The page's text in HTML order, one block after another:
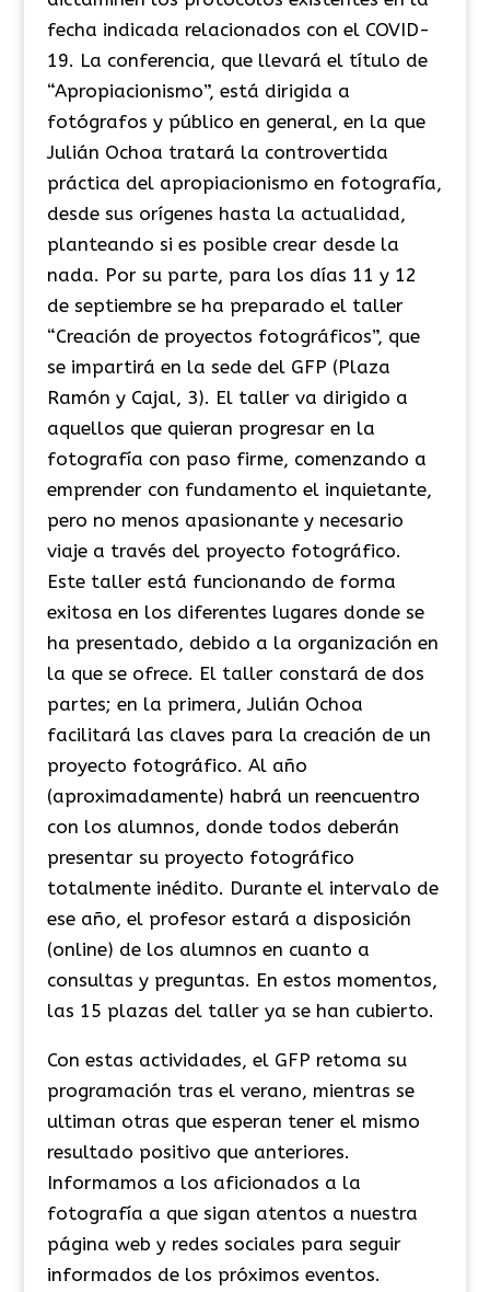
fecha indicada relacionados con el COVID-
19. La conferencia, que llevará el título de
“Apropiacionismo”, está dirigida a
fotógrafos y público en general, en la que
Julián Ochoa tratará la controvertida
práctica del apropiacionismo en fotografía,
desde sus orígenes hasta la actualidad,
planteando si es posible crear desde la
nada. Por su parte, para los días 11 y 12
de septiembre se ha preparado el taller
“Creación de proyectos fotográficos”, que
se impartirá en la sede del GFP (Plaza
Ramón y Cajal, 3). El taller va dirigido a
aquellos que quieran progresar en la
fotografía con paso firme, comenzando a
emprender con fundamento el inquietante,
pero no menos apasionante y necesario
viaje a través del proyecto fotográfico.
Este taller está funcionando de forma
exitosa en los diferentes lugares donde se
ha presentado, debido a la organización en
la que se ofrece. El taller constará de dos
partes; en la primera, Julián Ochoa
facilitará las claves para la creación de un
proyecto fotográfico. Al año
(aproximadamente) habrá un reencuentro
con los alumnos, donde todos deberán
presentar su proyecto fotográfico
totalmente inédito. Durante el intervalo de
ese año, el profesor estará a disposición
(online) de los alumnos en cuanto a
consultas y preguntas. En estos momentos,
las 15 plazas del taller ya se han cubierto.
Con estas actividades, el GFP retoma su
programación tras el verano, mientras se
ultiman otras que esperan tener el mismo
resultado positivo que anteriores.
Informamos a los aficionados a la
fotografía a que sigan atentos a nuestra
página web y redes sociales para seguir
informados de los próximos eventos.